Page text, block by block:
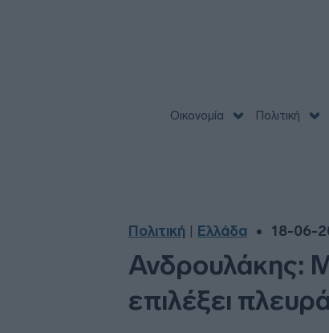
Οικονομία Πολιτική
Πολιτική Ελλάδα 18-06-
Ανδρουλάκης:
επιλέξει